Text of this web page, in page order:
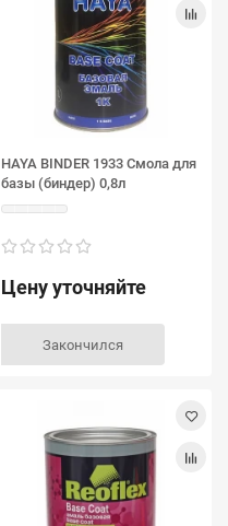
HAYA BINDER 1933 Смола для
базы (биндер) 0,8л
Цену уточняйте
Закончился